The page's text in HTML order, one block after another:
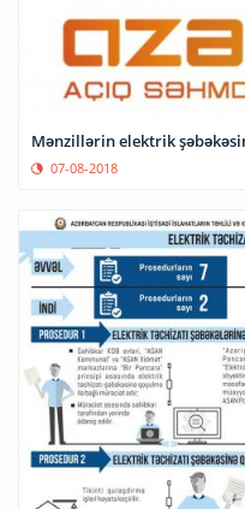
Mənzillərin elektrik
07-08-2018